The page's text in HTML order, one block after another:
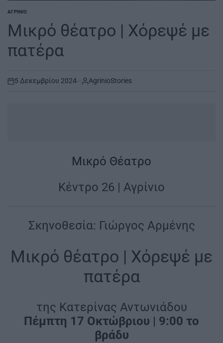
POSTED
ΑΓΡΊΝΙΟ
Μικρό θέατρο | Χόρεψέ με
πατέρα
on
5 Δεκεμβρίου 2024 AgrinioStories
Μικρό Θέατρο
Κέντρο 26 | Αγρίνιο
Σκηνοθεσία: Γιώργος Αρμένης
Μικρό θέατρο | Χόρεψέ με
πατέρα
της Κατερίνας Αντωνιάδου
Πέμπτη 17 Οκτώβριου | 9:00 το
βράδυ